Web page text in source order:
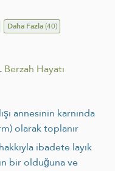
Daha Fazla(40)
.Berzah Hayatı
annesinin karnında
olarak toplanır
ibadete layık
bir olduğuna ve